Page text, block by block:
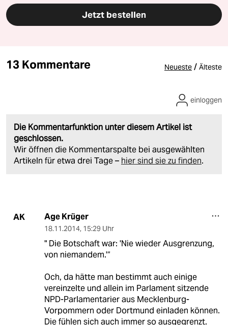
Jetzt bestellen
13 Kommentare Neueste / Älteste
Die Kommentarfunktion unter diesem Artikel ist
geschlossen.
Wir öffnen die Kommentarspalte bei ausgewählten
Artikeln für etwa drei Tage – hier sind sie zu finden.
einloggen
AK Age Krüger
18.11.2014, 15:29 Uhr
" Die Botschaft war: 'Nie wieder Ausgrenzung,
von niemandem.'“
Och, da hätte man bestimmt auch einige
vereinzelte und allein im Parlament sitzende
NPD-Parlamentarier aus Mecklenburg-
Vorpommern oder Dortmund einladen können.
Die fühlen sich auch immer so ausgegrenzt.